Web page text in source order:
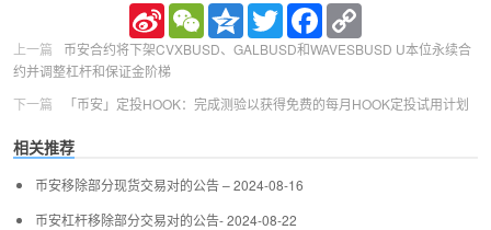
Sina
Weibo
WeChatQzoneTwitterFacebook
上一篇
币安合约将下架CVXBUSD、GALBUSD和WAVESBUSD U本位永续合
约并调整杠杆和保证金阶梯
下一篇
「币安」定投HOOK：完成测验以获得免费的每月HOOK定投试用计划
相关推荐
币安移除部分现货交易对的公告 – 2024-08-16
币安杠杆移除部分交易对的公告- 2024-08-22